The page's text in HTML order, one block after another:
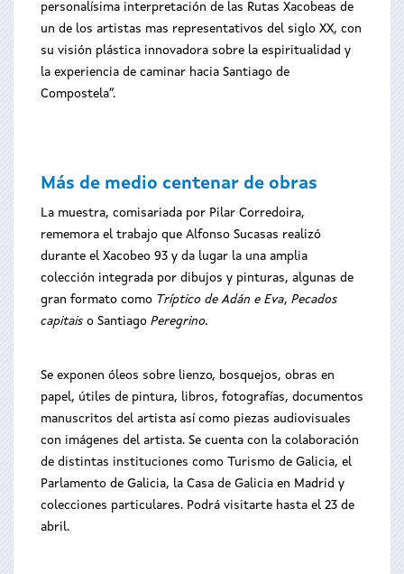
personalísima interpretación de las Rutas Xacobeas de
un de los artistas mas representativos del siglo XX, con
su visión plástica innovadora sobre la espiritualidad y
la experiencia de caminar hacia Santiago de
Compostela”.
Más de medio centenar de obras
La muestra, comisariada por Pilar Corredoira,
rememora el trabajo que Alfonso Sucasas realizó
durante el Xacobeo 93 y da lugar la una amplia
colección integrada por dibujos y pinturas, algunas de
gran formato como Tríptico de Adán e Eva, Pecados
capitais o Santiago Peregrino.
Se exponen óleos sobre lienzo, bosquejos, obras en
papel, útiles de pintura, libros, fotografías, documentos
manuscritos del artista así como piezas audiovisuales
con imágenes del artista. Se cuenta con la colaboración
de distintas instituciones como Turismo de Galicia, el
Parlamento de Galicia, la Casa de Galicia en Madrid y
colecciones particulares. Podrá visitarte hasta el 23 de
abril.